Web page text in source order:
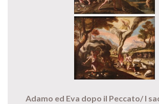
Adamo ed Eva dopo il Peccato/ I